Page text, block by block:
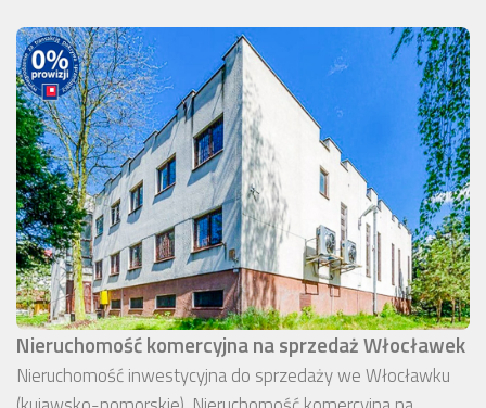
Nieruchomość komercyjna na sprzedaż Włocławek
Nieruchomość inwestycyjna do sprzedaży we Włocławku